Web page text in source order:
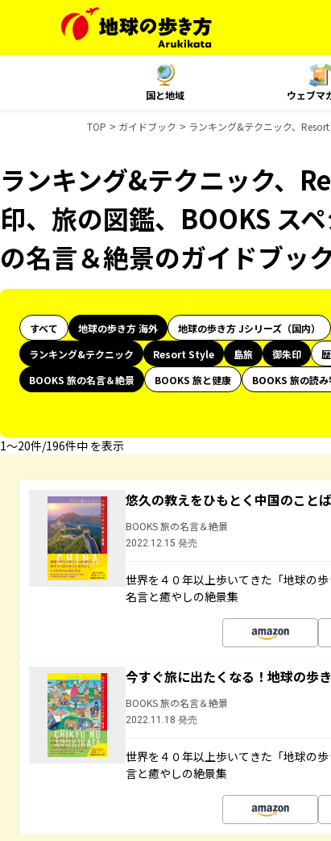
国と地域 ウェブマ
TOP ガイドブック ランキング&テクニック、
ランキング&テクニック、
印、旅の図鑑、BOOKS ス
の名言＆絶景のガイドブッ
すべて 地球の歩き方 海外 地球の歩き方 Jシリーズ（国内）
ランキング&テクニック
Resort Style 島旅 御朱印
BOOKS 旅の名言＆絶景
BOOKS 旅と健康 BOOKS 旅の読み
1〜20件/196件中 を表示
悠久の教えをひもとく中国のこと
BOOKS 旅の名言＆絶景
2022.12.15 発売
世界を４０年以上歩いてきた「地球の
名言と癒やしの絶景集
今すぐ旅に出たくなる！地球の歩
BOOKS 旅の名言＆絶景
2022.11.18 発売
世界を４０年以上歩いてきた「地球の
言と癒やしの絶景集